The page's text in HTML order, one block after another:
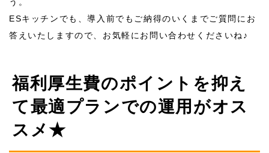
ESキッチンでも、導入前でもご納得のいくまでご質問にお
答えいたしますので、お気軽にお問い合わせくださいね♪
福利厚生費のポイントを抑え
て最適プランでの運用がオス
スメ★